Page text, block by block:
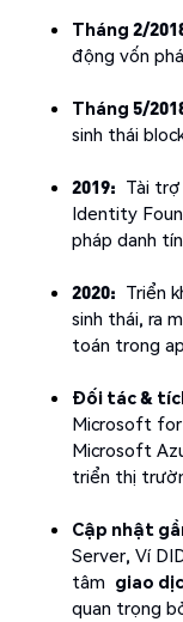
Tháng 2/
động vốn
Tháng 5/
sinh thái
2019: Tài
Identity
pháp danh
2020: Triển
sinh thái, ra
toán trong
Đối tác &
Microsoft
Microsoft
triển thị
Cập nhật
Server, Ví
tâm giao
quan trọng